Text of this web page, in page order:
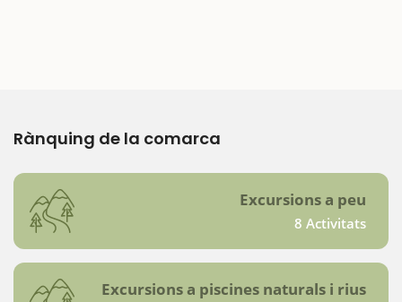
Rànquing de la comarca
Excursions a peu
8 Activitats
Excursions a piscines naturals i rius